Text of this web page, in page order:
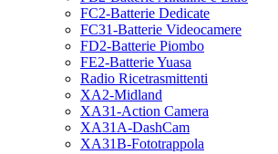
FC2-Batterie Dedicate
FC31-Batterie Videocamere
FD2-Batterie Piombo
FE2-Batterie Yuasa
Radio Ricetrasmittenti
XA2-Midland
XA31-Action Camera
XA31A-DashCam
XA31B-Fototrappola